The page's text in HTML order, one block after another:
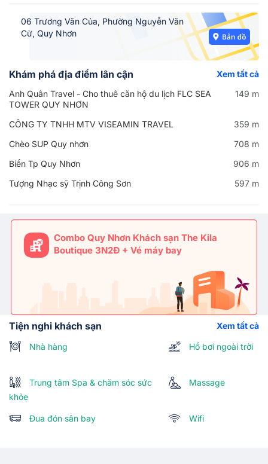
06 Trương Văn Của, Phường Nguyễn Văn
Cừ, Quy Nhơn
Khám phá địa điểm lân cận
Xem tất cả
Anh Quân Travel - Cho thuê căn hộ du lịch FLC SEA
TOWER QUY NHƠN
149 m
CÔNG TY TNHH MTV VISEAMIN TRAVEL
359 m
Chèo SUP Quy nhơn
708 m
Biển Tp Quy Nhơn
906 m
Tượng Nhạc sỹ Trịnh Công Sơn
597 m
Combo Quy Nhơn Khách sạn The Kila
Boutique 3N2Đ + Vé máy bay
Tiện nghi khách sạn Xem tất cả
Nhà hàng Hồ bơi ngoài trời
Trung tâm Spa & chăm sóc sức
khỏe
Massage
Đua đón sân bay Wifi